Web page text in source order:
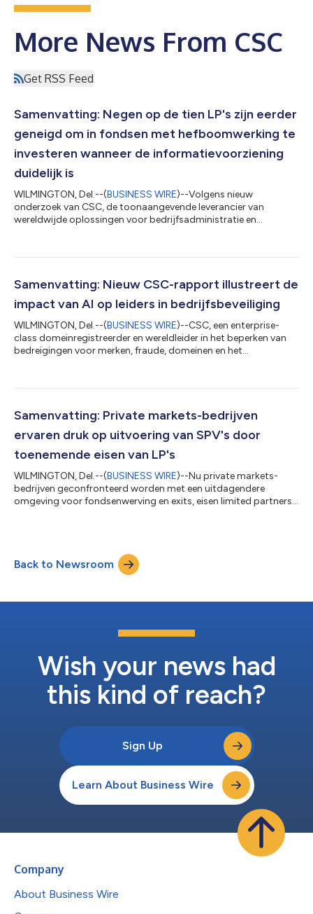
More News From CSC
Get RSS Feed
Samenvatting: Negen op de tien LP's zijn eerder
geneigd om in fondsen met hefboomwerking te
investeren wanneer de informatievoorziening
duidelijk is
WILMINGTON, Del.--(BUSINESS WIRE)--Volgens nieuw
onderzoek van CSC, de toonaangevende leverancier van
wereldwijde oplossingen voor bedrijfsadministratie en
financieringstechnieken naar gangbare praktijken binnen de
LP's steeds meer openstaan voor het gebruik van deze
instrumenten wanneer de informatieverschaffing duidelijk is. G...
Samenvatting: Nieuw CSC-rapport illustreert de
impact van AI op leiders in bedrijfsbeveiliging
WILMINGTON, Del.--(BUSINESS WIRE)--CSC, een enterprise-
class domeinregistreerder en wereldleider in het beperken van
bedreigingen voor merken, fraude, domeinen en het
(CISO's) zich aanpassen aan een evoluerend ecosysteem van
cyberdreigingen, zoals DNS-storingen, beheren. Volgens het
CISO Outlook 2026-rapport van CSC geeft 73% van...
Samenvatting: Private markets-bedrijven
ervaren druk op uitvoering van SPV's door
toenemende eisen van LP's
WILMINGTON, Del.--(BUSINESS WIRE)--Nu private markets-
bedrijven geconfronteerd worden met een uitdagendere
omgeving voor fondsenwerving en exits, eisen limited partners
toename van LP-verzoeken voor op maat gemaakte SPV-
structuren in de afgelopen 12 maanden, volgens een nieuw
onderzoek van CSC, de toonaangevende aanbieder...
Back to Newsroom
Wish your news had
this kind of reach?
Sign Up
Learn About Business Wire
Company
About Business Wire